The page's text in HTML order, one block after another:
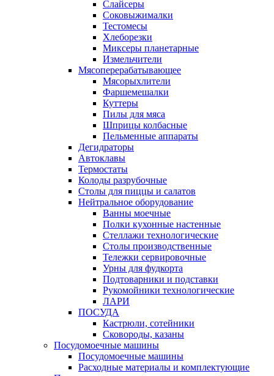
Слайсеры
Соковыжималки
Тестомесы
Хлеборезки
Миксеры планетарные
Измельчители
Мясоперерабатывающее
Мясорыхлители
Фаршемешалки
Куттеры
Пилы для мяса
Шприцы колбасные
Пельменные аппараты
Дегидраторы
Автоклавы
Термостаты
Колоды разрубочные
Столы для пиццы и салатов
Нейтральное оборудование
Ванны моечные
Полки кухонные настенные
Стеллажи технологические
Столы производственные
Тележки сервировочные
Урны для фудкорта
Подтоварники и подставки
Рукомойники технологические
ЛАРИ
ПОСУДА
Кастрюли, сотейники
Сковороды, казаны
Посудомоечные машины
Посудомоечные машины
Расходные материалы и комплектующие